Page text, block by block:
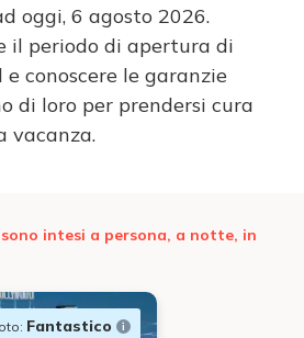
oggi, 6 agosto 2026.
il periodo di apertura di
conoscere le garanzie
di loro per prendersi cura
vacanza.
intesi a persona, a notte, in
Fantastico